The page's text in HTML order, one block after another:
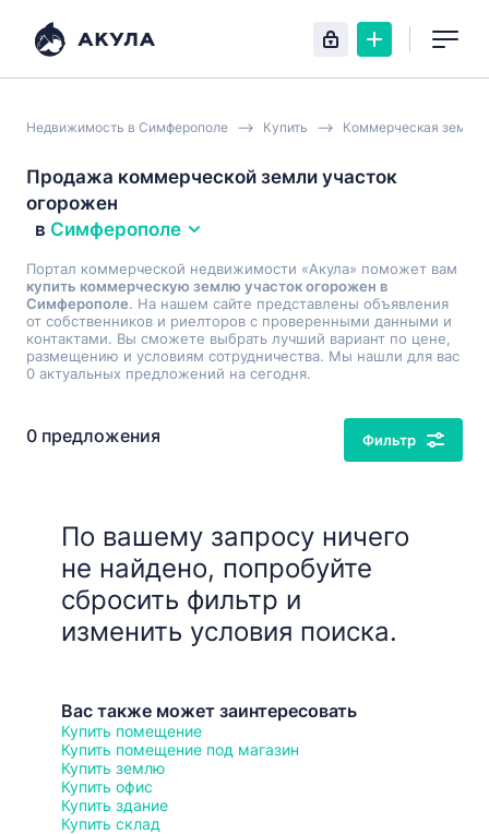
Недвижимость в Симферополе Купить Коммерческая земля
Продажа коммерческой земли участок
огорожен
в Симферополе
Портал коммерческой недвижимости «Акула» поможет вам
купить коммерческую землю участок огорожен в
Симферополе. На нашем сайте представлены объявления
от собственников и риелторов с проверенными данными и
контактами. Вы сможете выбрать лучший вариант по цене,
размещению и условиям сотрудничества. Мы нашли для вас
0 актуальных предложений на сегодня.
0 предложения Фильтр
По вашему запросу ничего
не найдено, попробуйте
сбросить фильтр и
изменить условия поиска.
Вас также может заинтересовать
Купить помещение
Купить помещение под магазин
Купить землю
Купить офис
Купить здание
Купить склад